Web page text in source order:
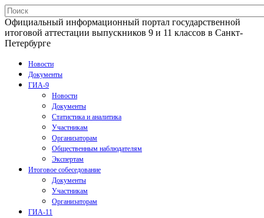
Официальный информационный портал государственной
итоговой аттестации выпускников 9 и 11 классов в Санкт-
Петербурге
Новости
Документы
ГИА-9
Новости
Документы
Статистика и аналитика
Участникам
Организаторам
Общественным наблюдателям
Экспертам
Итоговое собеседование
Документы
Участникам
Организаторам
ГИА-11